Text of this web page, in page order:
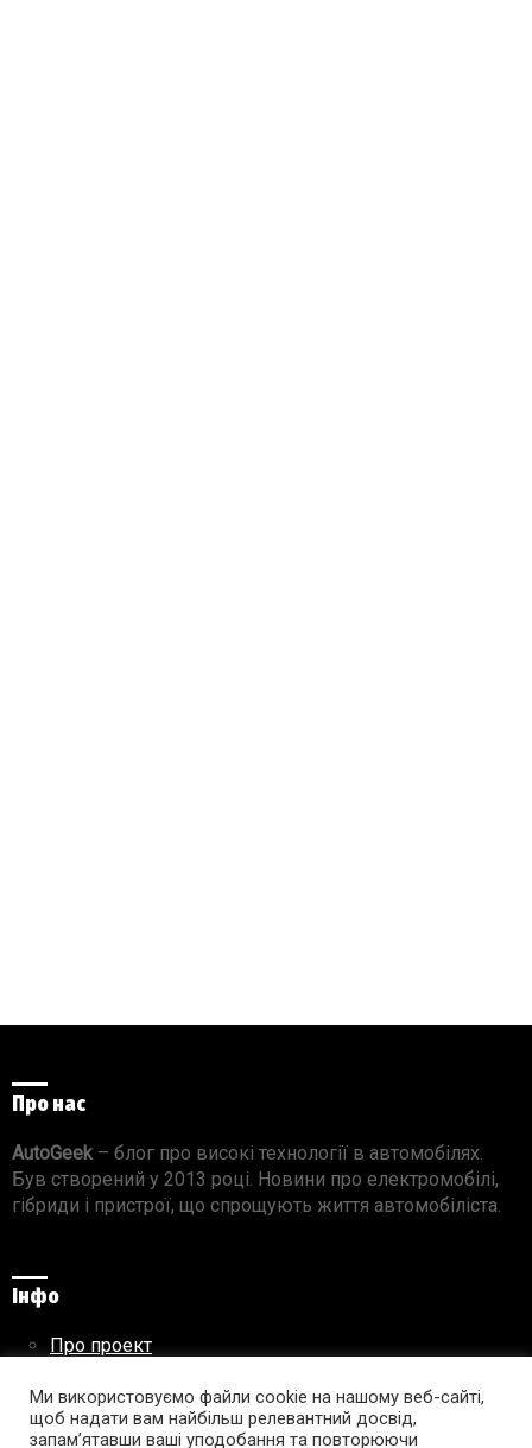
Про нас
AutoGeek – блог про високі технології в автомобілях.
Був створений у 2013 році. Новини про електромобілі,
гібриди і пристрої, що спрощують життя автомобіліста.
Інфо
Про проект
Правила використання матеріалів
Ми використовуємо файли cookie на нашому веб-сайті,
щоб надати вам найбільш релевантний досвід,
запам’ятавши ваші уподобання та повторюючи